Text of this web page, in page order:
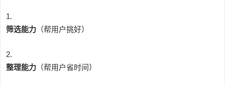
筛选能力 （帮用户挑好）
整理能力 （帮用户省时间）